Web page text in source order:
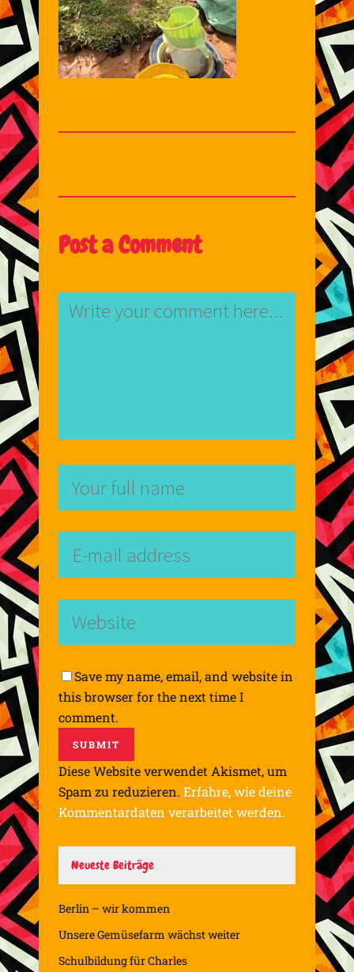
Post a Comment
Save my name, email, and website in
this browser for the next time I
comment.
Diese Website verwendet Akismet, um
Spam zu reduzieren. Erfahre, wie deine
Kommentardaten verarbeitet werden.
Neueste Beiträge
Berlin – wir kommen
Unsere Gemüsefarm wächst weiter
Schulbildung für Charles